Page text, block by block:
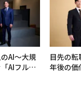
AI〜大規
AIフル実
目先の
年後の